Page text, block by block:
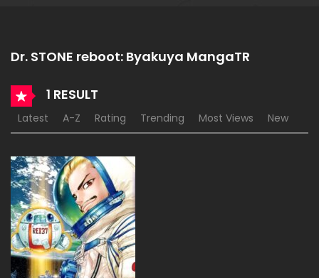
Dr. STONE reboot: Byakuya MangaTR
1 RESULT
Latest A-Z Rating Trending Most Views New